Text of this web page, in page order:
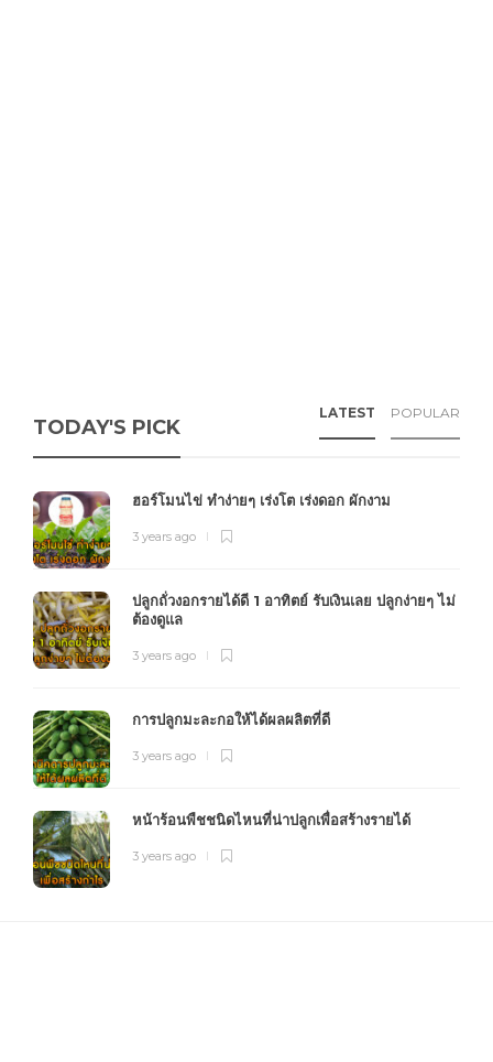
TODAY'S PICK
LATEST POPULAR
ฮอร์โมนไข่ ทำง่ายๆ เร่งโต เร่งดอก ผักงาม
3 years ago
ปลูกถั่วงอกรายได้ดี 1 อาทิตย์ รับเงินเลย ปลูกง่ายๆ ไม่
ต้องดูแล
3 years ago
การปลูกมะละกอให้ได้ผลผลิตที่ดี
3 years ago
หน้าร้อนพืชชนิดไหนที่น่าปลูกเพื่อสร้างรายได้
3 years ago